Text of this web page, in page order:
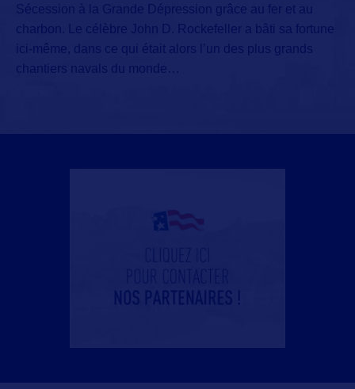
Sécession à la Grande Dépression grâce au fer et au
charbon. Le célèbre John D. Rockefeller a bâti sa fortune
ici-même, dans ce qui était alors l’un des plus grands
chantiers navals du monde…